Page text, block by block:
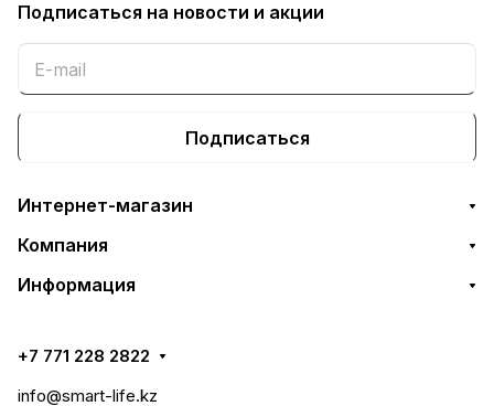
Подписаться на новости и акции
Подписаться
Интернет-магазин
Компания
Информация
+7 771 228 2822
info@smart-life.kz